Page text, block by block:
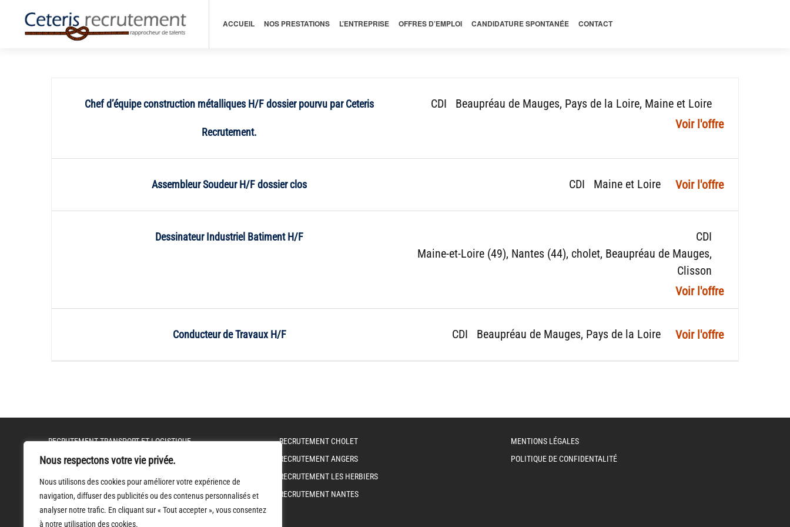
Nous respectons votre vie privée.
Nous utilisons des cookies pour améliorer votre expérience de
navigation, diffuser des publicités ou des contenus personnalisés et
analyser notre trafic. En cliquant sur « Tout accepter », vous consentez
à notre utilisation des cookies.
ACCUEIL NOS PRESTATIONS L’ENTREPRISE OFFRES D’EMPLOI CANDIDATURE SPONTANÉE CONTACT
Chef d’équipe construction métalliques H/F dossier pourvu par Ceteris
Recrutement.
CDI Beaupréau de Mauges Pays de la Loire Maine et Loire
Assembleur Soudeur H/F dossier clos CDI Maine et Loire
Dessinateur Industriel Batiment H/F
CDI
Maine-et-Loire (49) Nantes (44) cholet Beaupréau de Mauges
Clisson
Conducteur de Travaux H/F CDI Beaupréau de Mauges Pays de la Loire
RECRUTEMENT TRANSPORT ET LOGISTIQUE
RECRUTEMENT INDUSTRIE
RECRUTEMENT CONSTRUCTION ET BÂTIMENT
RECRUTEMENT MÉTIERS DE L’ASSURANCE
RECRUTEMENT MÉTIERS DE LA COMPTABILITÉ
RECRUTEMENT CHOLET
RECRUTEMENT ANGERS
RECRUTEMENT LES HERBIERS
RECRUTEMENT NANTES
MENTIONS LÉGALES
POLITIQUE DE CONFIDENTALITÉ